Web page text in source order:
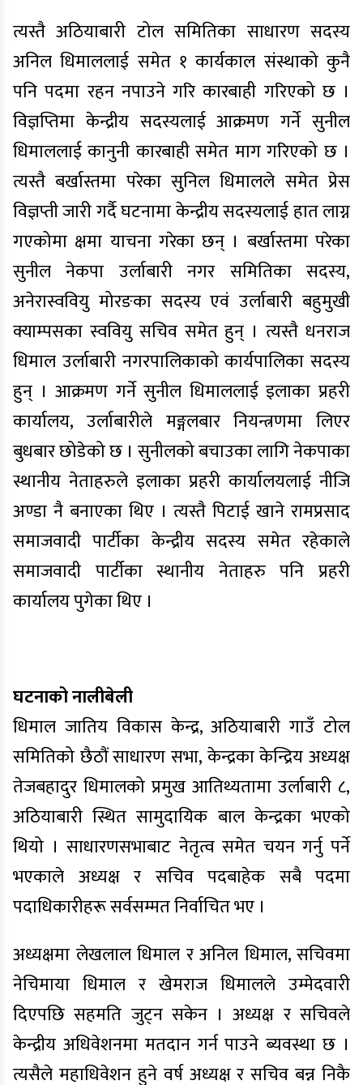
त्यस्तै अठियाबारी टोल समितिका साधारण सदस्य
अनिल धिमाललाई समेत १ कार्यकाल संस्थाको कुनै
पनि पदमा रहन नपाउने गरि कारबाही गरिएको छ ।
विज्ञप्तिमा केन्द्रीय सदस्यलाई आक्रमण गर्ने सुनील
धिमाललाई कानुनी कारबाही समेत माग गरिएको छ ।
त्यस्तै बर्खास्तमा परेका सुनिल धिमालले समेत प्रेस
विज्ञप्ती जारी गर्दै घटनामा केन्द्रीय सदस्यलाई हात लाग्न
गएकोमा क्षमा याचना गरेका छन् । बर्खास्तमा परेका
सुनील नेकपा उर्लाबारी नगर समितिका सदस्य,
अनेरास्ववियु मोरङका सदस्य एवं उर्लाबारी बहुमुखी
क्याम्पसका स्ववियु सचिव समेत हुन् । त्यस्तै धनराज
धिमाल उर्लाबारी नगरपालिकाको कार्यपालिका सदस्य
हुन् । आक्रमण गर्ने सुनील धिमाललाई इलाका प्रहरी
कार्यालय, उर्लाबारीले मङ्गलबार नियन्त्रणमा लिएर
बुधबार छोडेको छ । सुनीलको बचाउका लागि नेकपाका
स्थानीय नेताहरुले इलाका प्रहरी कार्यालयलाई नीजि
अण्डा नै बनाएका थिए । त्यस्तै पिटाई खाने रामप्रसाद
समाजवादी पार्टीका केन्द्रीय सदस्य समेत रहेकाले
समाजवादी पार्टीका स्थानीय नेताहरु पनि प्रहरी
कार्यालय पुगेका थिए ।
घटनाको नालीबेली
धिमाल जातिय विकास केन्द्र, अठियाबारी गाउँ टोल
समितिको छैठौं साधारण सभा, केन्द्रका केन्द्रिय अध्यक्ष
तेजबहादुर धिमालको प्रमुख आतिथ्यतामा उर्लाबारी ८,
अठियाबारी स्थित सामुदायिक बाल केन्द्रका भएको
थियो । साधारणसभाबाट नेतृत्व समेत चयन गर्नु पर्ने
भएकाले अध्यक्ष र सचिव पदबाहेक सबै पदमा
पदाधिकारीहरू सर्वसम्मत निर्वाचित भए ।
अध्यक्षमा लेखलाल धिमाल र अनिल धिमाल, सचिवमा
नेचिमाया धिमाल र खेमराज धिमालले उम्मेदवारी
दिएपछि सहमति जुट्न सकेन । अध्यक्ष र सचिवले
केन्द्रीय अधिवेशनमा मतदान गर्न पाउने ब्यवस्था छ ।
त्यसैले महाधिवेशन हुने वर्ष अध्यक्ष र सचिव बन्न निकै